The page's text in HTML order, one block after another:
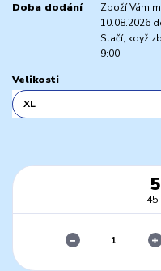
Doba dodání
Zboží Vám
10.08.2026
Stačí, když
9:00
Velikosti
45